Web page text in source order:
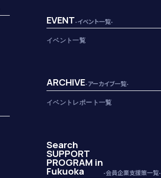
EVENT-イベント一覧-
イベント一覧
ARCHIVE-アーカイブ一覧-
イベントレポート一覧
Search
SUPPORT
PROGRAM in
Fukuoka -会員企業支援策一覧-